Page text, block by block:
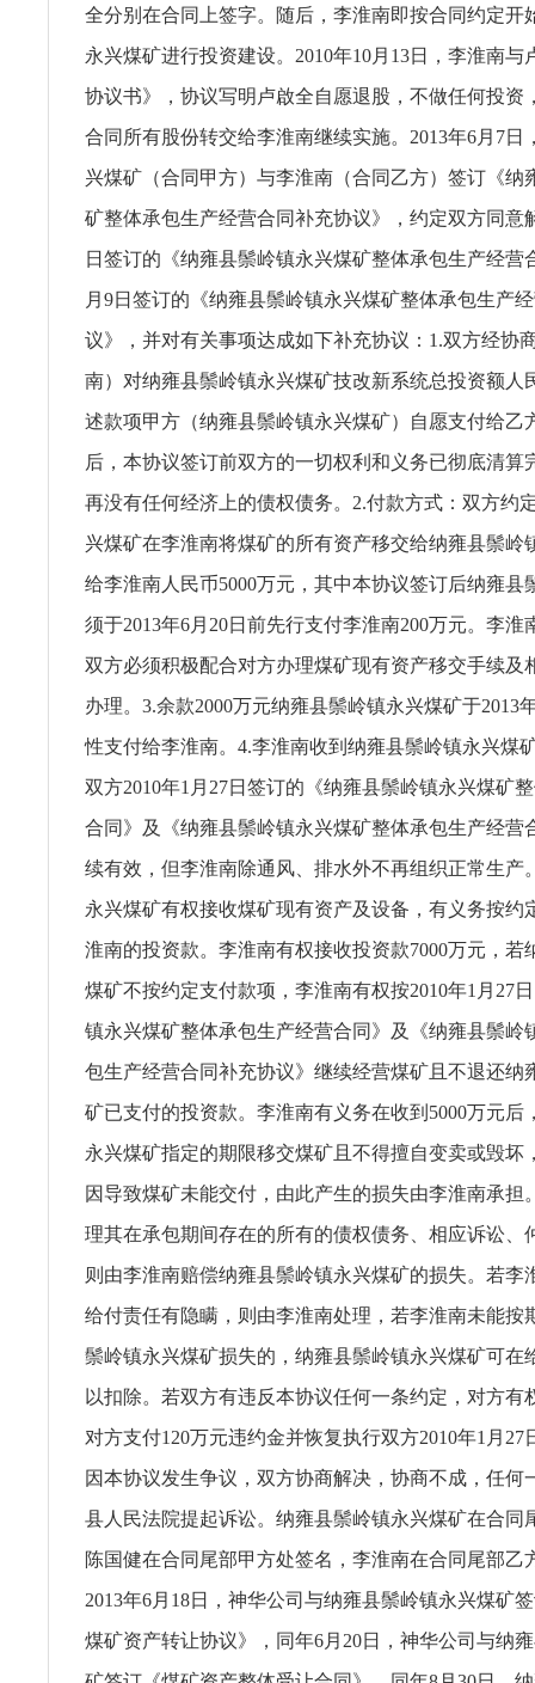
全分别在合同上签字。随后，李淮南即按合同约定开
永兴煤矿进行投资建设。2010年10月13日，李淮南与
协议书》，协议写明卢啟全自愿退股，不做任何投资
合同所有股份转交给李淮南继续实施。2013年6月7日
兴煤矿（合同甲方）与李淮南（合同乙方）签订《纳
矿整体承包生产经营合同补充协议》，约定双方同意
日签订的《纳雍县鬃岭镇永兴煤矿整体承包生产经营
月9日签订的《纳雍县鬃岭镇永兴煤矿整体承包生产
议》，并对有关事项达成如下补充协议：1.双方经协
南）对纳雍县鬃岭镇永兴煤矿技改新系统总投资额人
述款项甲方（纳雍县鬃岭镇永兴煤矿）自愿支付给乙
后，本协议签订前双方的一切权利和义务已彻底清算
再没有任何经济上的债权债务。2.付款方式：双方约
兴煤矿在李淮南将煤矿的所有资产移交给纳雍县鬃岭
给李淮南人民币5000万元，其中本协议签订后纳雍县
须于2013年6月20日前先行支付李淮南200万元。李淮
双方必须积极配合对方办理煤矿现有资产移交手续及
办理。3.余款2000万元纳雍县鬃岭镇永兴煤矿于2013
性支付给李淮南。4.李淮南收到纳雍县鬃岭镇永兴煤
双方2010年1月27日签订的《纳雍县鬃岭镇永兴煤矿
合同》及《纳雍县鬃岭镇永兴煤矿整体承包生产经营
续有效，但李淮南除通风、排水外不再组织正常生产
永兴煤矿有权接收煤矿现有资产及设备，有义务按约
淮南的投资款。李淮南有权接收投资款7000万元，若
煤矿不按约定支付款项，李淮南有权按2010年1月27
镇永兴煤矿整体承包生产经营合同》及《纳雍县鬃岭
包生产经营合同补充协议》继续经营煤矿且不退还纳
矿已支付的投资款。李淮南有义务在收到5000万元后
永兴煤矿指定的期限移交煤矿且不得擅自变卖或毁坏
因导致煤矿未能交付，由此产生的损失由李淮南承担
理其在承包期间存在的所有的债权债务、相应诉讼、
则由李淮南赔偿纳雍县鬃岭镇永兴煤矿的损失。若李
给付责任有隐瞒，则由李淮南处理，若李淮南未能按
鬃岭镇永兴煤矿损失的，纳雍县鬃岭镇永兴煤矿可在
以扣除。若双方有违反本协议任何一条约定，对方有
对方支付120万元违约金并恢复执行双方2010年1月27
因本协议发生争议，双方协商解决，协商不成，任何
县人民法院提起诉讼。纳雍县鬃岭镇永兴煤矿在合同
陈国健在合同尾部甲方处签名，李淮南在合同尾部乙
2013年6月18日，神华公司与纳雍县鬃岭镇永兴煤矿
煤矿资产转让协议》，同年6月20日，神华公司与纳